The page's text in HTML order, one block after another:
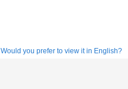
Would you prefer to view it in English?